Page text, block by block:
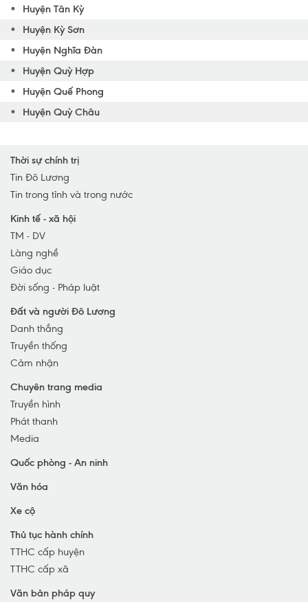
Huyện Tân Kỳ
Huyện Kỳ Sơn
Huyện Nghĩa Đàn
Huyện Quỳ Hợp
Huyện Quế Phong
Huyện Quỳ Châu
Huyện Quỳnh Lưu
Huyện Yên Thành
Huyện Anh Sơn
Huyện Diễn Châu
TP Vinh
TX Cửa Lò
TX Hoàng Mai
Huyện Nghi Lộc
Huyện Hưng Nguyên
Huyện Con Cuông
Thời sự chính trị
Tin Đô Lương
Tin trong tỉnh và trong nước
Kinh tế - xã hội
TM - DV
Làng nghề
Giáo dục
Đời sống - Pháp luật
Đất và người Đô Lương
Danh thắng
Truyền thống
Cảm nhận
Chuyên trang media
Truyền hình
Phát thanh
Media
Quốc phòng - An ninh
Văn hóa
Xe cộ
Thủ tục hành chính
TTHC cấp huyện
TTHC cấp xã
Văn bản pháp quy